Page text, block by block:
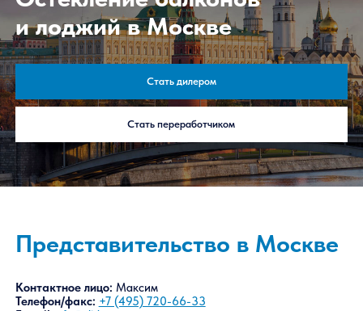
Остекление балконов
и лоджий в Москве
Стать дилером
Стать переработчиком
Представительство в Москве